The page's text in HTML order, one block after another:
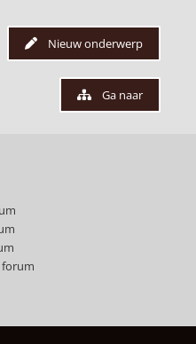
Nieuw onderwerp
Ga naar
forum